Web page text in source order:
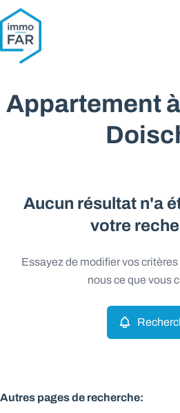
Aller au contenu principal
Appartement
Aucun résultat n'a
votre
Essayez de modifier vos
nous ce que vous
Autres pages de recherche: